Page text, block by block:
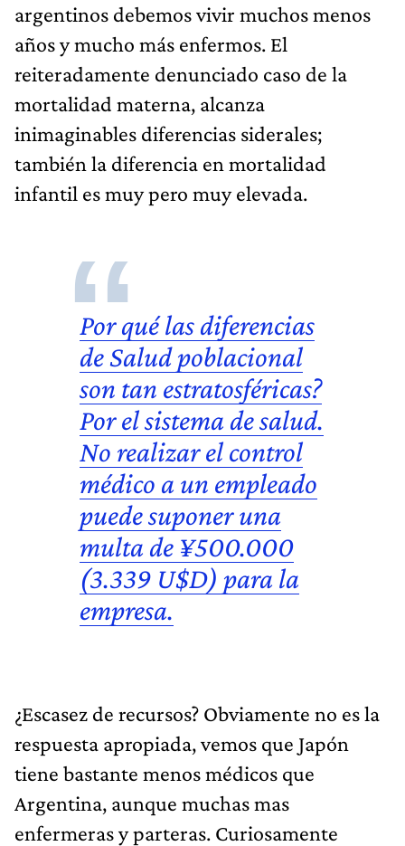
argentinos debemos vivir muchos menos
años y mucho más enfermos. El
reiteradamente denunciado caso de la
mortalidad materna, alcanza
inimaginables diferencias siderales;
también la diferencia en mortalidad
infantil es muy pero muy elevada.
Por qué las diferencias
de Salud poblacional
son tan estratosféricas?
Por el sistema de salud.
No realizar el control
médico a un empleado
puede suponer una
multa de ¥500.000
(3.339 U$D) para la
empresa.
¿Escasez de recursos? Obviamente no es la
respuesta apropiada, vemos que Japón
tiene bastante menos médicos que
Argentina, aunque muchas mas
enfermeras y parteras. Curiosamente